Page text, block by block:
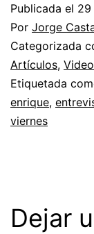
Publicada el 29
Por Jorge
Categorizada
Artículos,
Etiquetada
enrique,
viernes
Dejar